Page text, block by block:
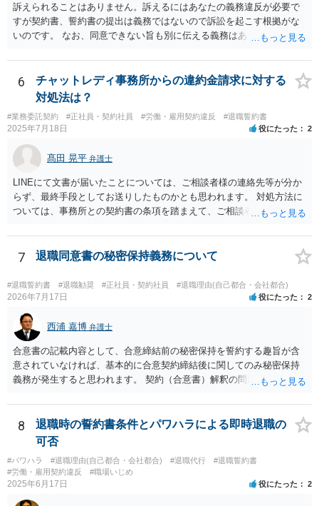
な資料を提供すれば、①過去のパフォーマンスがかなり悪いので４か
月なら十分、②過去のパフォーマンスに目立った落ち度はないので４
か月は少なすぎる、③過去のパフォーマンスはそれなりに落ち度があ
①ならパッケージ受諾、②ならしっかり交渉、③なら微妙な判断、と
いうところでしょう。
訴えられることはありません。訴えるにはあなたの義務違反が必要で
すが契約書、誓約書の提出は義務ではないので訴訟を起こす根拠がな
いのです。 なお、同意できない旨も別に伝える義務はありません（伝
ら労基に相談すれば十分と思います。 電話に出ると話の流れで上手く
提出する方向に話をもっていかれるかもしれないので電話も出ないこ
とを勧めます。
6
チャットレディ事務所からの違約金請求に対する
対処法は？
#業務委託契約 #正社員・契約社員 #労働・雇用契約違反 #退職誓約書
2025年7月18日 役にたった 2
髙田 晃平 弁護士
LINEにて文書が届いたことについては、ご相談者様の連絡先等が分か
らず、最終手段としてお送りしたものかとも思われます。 対処方法に
ついては、事務所との契約書の条項を踏まえて、ご相談者様個人で交
ますと、本人での交渉は難儀する可能性があるかと考えられます。 解
決につながるかというところですが、例えば、民事調停で話合いを行
い、調停委員を通じて相手方を説得してもらうという方法も考えられ
ます。
7 退職同意書の秘密保持義務について
#退職誓約書 #退職勧奨 #正社員・契約社員 #退職理由(自己都合・会社都合)
2026年7月17日 役にたった 2
西浦 嘉博 弁護士
合意書の記載内容として、合意締結前の秘密保持を誓約する趣旨が含
意されていなければ、基本的に合意契約締結後に関してのみ秘密保持
義務が発生すると思われます。 契約（合意書）解釈の問題ですので、
場合、最寄りの法律事務所で相談されることを検討ください。
8
退職時の誓約書条件とパワハラによる即時退職の
可否
#パワハラ #退職理由(自己都合・会社都合) #退職代行
#退職誓約書
#労働・雇用契約違反
#職場いじめ
2025年6月17日 役にたった 2